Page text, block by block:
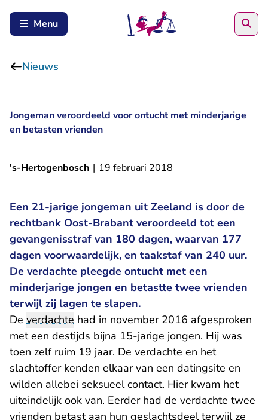
Menu
Nieuws
Jongeman veroordeeld voor ontucht met minderjarige
en betasten vrienden
's-Hertogenbosch | 19 februari 2018
Een 21-jarige jongeman uit Zeeland is door de
rechtbank Oost-Brabant veroordeeld tot een
gevangenisstraf van 180 dagen, waarvan 177
dagen voorwaardelijk, en taakstaf van 240 uur.
De verdachte pleegde ontucht met een
minderjarige jongen en betastte twee vrienden
terwijl zij lagen te slapen.
De verdachte had in november 2016 afgesproken
met een destijds bijna 15-jarige jongen. Hij was
toen zelf ruim 19 jaar. De verdachte en het
slachtoffer kenden elkaar van een datingsite en
wilden allebei seksueel contact. Hier kwam het
uiteindelijk ook van. Eerder had de verdachte twee
vrienden betast aan hun geslachtsdeel terwijl ze